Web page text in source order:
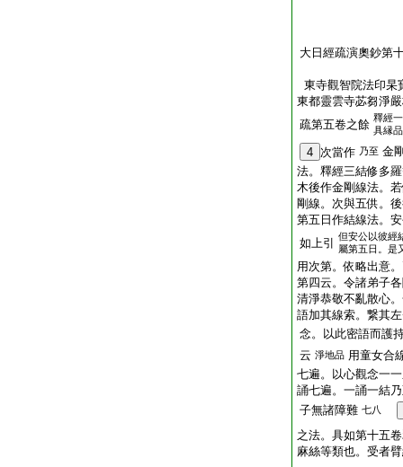
大日經疏演奧鈔第
東寺觀智院法印杲
東都靈雲寺苾芻淨
疏第五卷之餘 釋經一
具縁品
4 次當作 乃至 金
法。釋經三結修多
木後作金剛線法。
剛線。次與五供。
第五日作結線法。
如上引
但安公以彼經
屬第五日。是
用次第。依略出意
第四云。令諸弟子
清淨恭敬不亂散心
語加其線索。繋其
念。以此密語而護
云 淨地品 用童女合
七遍。以心觀念一
誦七遍。一誦一結
子無諸障難 七八
之法。具如第十五
麻絲等類也。受者